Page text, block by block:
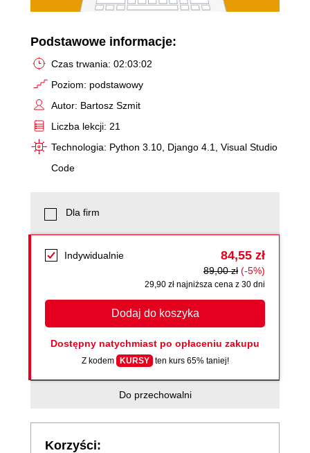
Video
Podstawowe informacje:
Czas trwania: 02:03:02
Poziom: podstawowy
Autor: Bartosz Szmit
Liczba lekcji: 21
Technologia: Python 3.10, Django 4.1, Visual Studio
Code
Dla firm
Indywidualnie 84,55 zł
89,00 zł (-5%)
29,90 zł najniższa cena z 30 dni
Dodaj do koszyka
Dostępny natychmiast po opłaceniu zakupu
Z kodem KURSY ten kurs 65% taniej!
Do przechowalni
Korzyści: